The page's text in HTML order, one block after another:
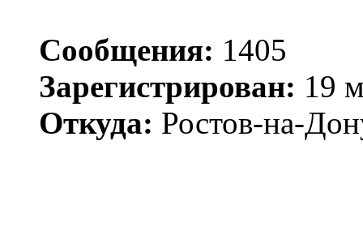
Сообщения: 1405
Зарегистрирован: 19
Откуда: Ростов-на-